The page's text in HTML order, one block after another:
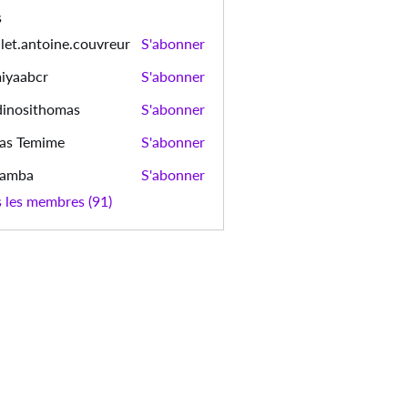
S'abonner
S'abonner
S'abonner
Temime S'abonner
S'abonner
membres (91)